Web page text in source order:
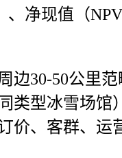
、净现值（
30-50公里范
类型冰雪场馆
价、客群、运